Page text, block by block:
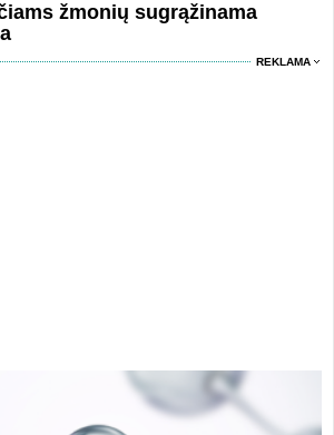
žmonių sugrąžinama
REKLAMA